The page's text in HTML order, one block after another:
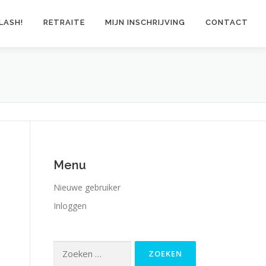
RETRAITE MIJN INSCHRIJVING CONTACT
Menu
Nieuwe gebruiker
Inloggen
naar: